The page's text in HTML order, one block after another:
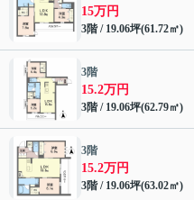
15万円
3階 / 19.06坪(61.72㎡)
3階
15.2万円
3階 / 19.06坪(62.79㎡)
3階
15.2万円
3階 / 19.06坪(63.02㎡)